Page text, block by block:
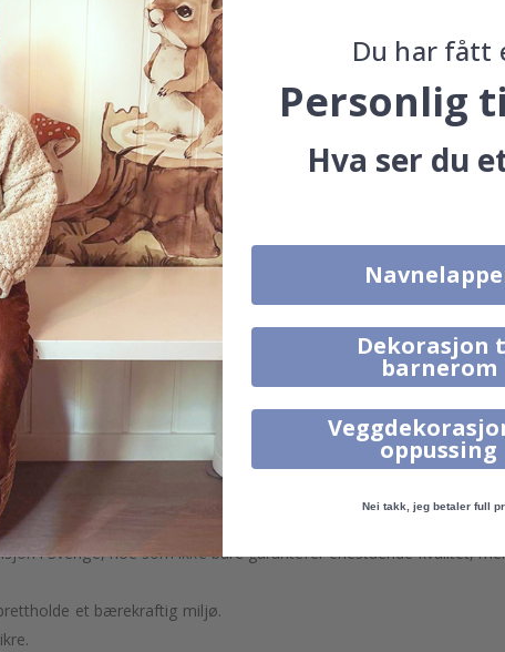
et bærekraftig miljø.
ovenfor.
variere, noe som betyr at avstanden mellom gulv og tak kan
minst 5-10 cmbåde i bredde og høyde. Dette gir ekstra plass til
eller laget av vårt eget talentfulle designteam.
gi veggene dine en eksklusiv følelse.
i Sverige, noe som ikke bare garanterer enestående kvalitet,
et bærekraftig miljø.
Du har fått
Personlig
Hva ser du
Dekorasjon
barnerom
oppussing
Nei takk, jeg betaler full